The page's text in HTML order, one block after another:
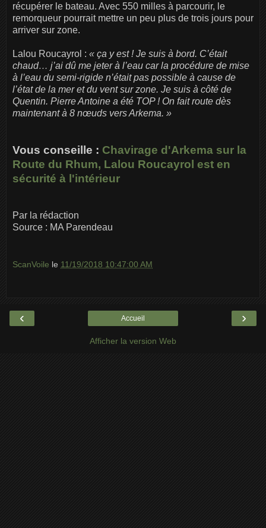
récupérer le bateau. Avec 550 milles à parcourir, le
remorqueur pourrait mettre un peu plus de trois jours pour
arriver sur zone.
Lalou Roucayrol : « ça y est ! Je suis à bord. C’était
chaud… j’ai dû me jeter à l’eau car la procédure de mise
à l’eau du semi-rigide n’était pas possible à cause de
l’état de la mer et du vent sur zone. Je suis à côté de
Quentin. Pierre Antoine a été TOP ! On fait route dès
maintenant à 8 nœuds vers Arkema. »
Vous conseille : Chavirage d'Arkema sur la
Route du Rhum, Lalou Roucayrol est en
sécurité à l'intérieur
Par la rédaction
Source : MA Parendeau
ScanVoile le 11/19/2018 10:47:00 AM
‹ ›
Accueil
Afficher la version Web